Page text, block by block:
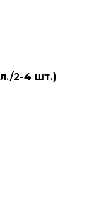
2-4 шт.)